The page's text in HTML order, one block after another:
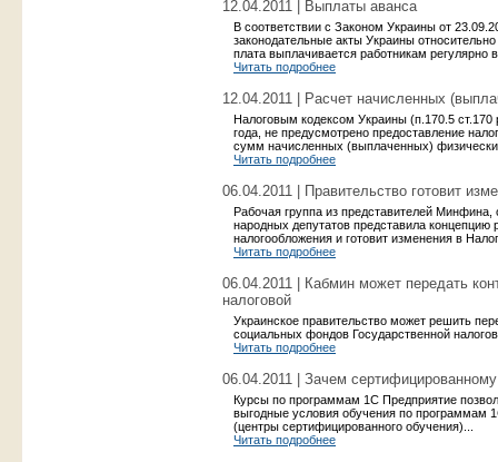
12.04.2011 | Выплаты аванса
В соответствии с Законом Украины от
законодательные акты Украины
плата выплачивается работникам регулярно
Читать подробнее
12.04.2011 | Расчет начисленных
Налоговым кодексом Украины (п.170.5 ст.170
года, не предусмотрено предоставление
сумм начисленных (выплаченных)
Читать подробнее
06.04.2011 | Правительство готовит
Рабочая группа из представителей
народных депутатов представила
налогообложения и готовит изменения в
Читать подробнее
06.04.2011 | Кабмин может передать
налоговой
Украинское правительство может решить
социальных фондов Государственной
Читать подробнее
06.04.2011 | Зачем
Курсы по программам 1С Предприятие
выгодные условия обучения по программам
(центры сертифицированного обучения)...
Читать подробнее